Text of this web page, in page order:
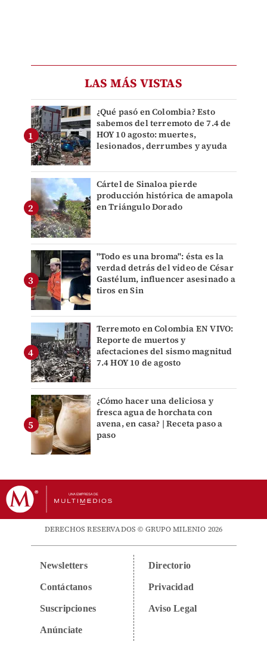
LAS MÁS VISTAS
¿Qué pasó en Colombia? Esto
sabemos del terremoto de 7.4 de
HOY 10 agosto: muertes,
lesionados, derrumbes y ayuda
Cártel de Sinaloa pierde
producción histórica de amapola
en Triángulo Dorado
"Todo es una broma": ésta es la
verdad detrás del video de César
Gastélum, influencer asesinado a
tiros en Sin
Terremoto en Colombia EN VIVO:
Reporte de muertos y
afectaciones del sismo magnitud
7.4 HOY 10 de agosto
¿Cómo hacer una deliciosa y
fresca agua de horchata con
avena, en casa? | Receta paso a
paso
DERECHOS RESERVADOS © GRUPO MILENIO 2026
Newsletters
Contáctanos
Suscripciones
Anúnciate
Directorio
Privacidad
Aviso Legal